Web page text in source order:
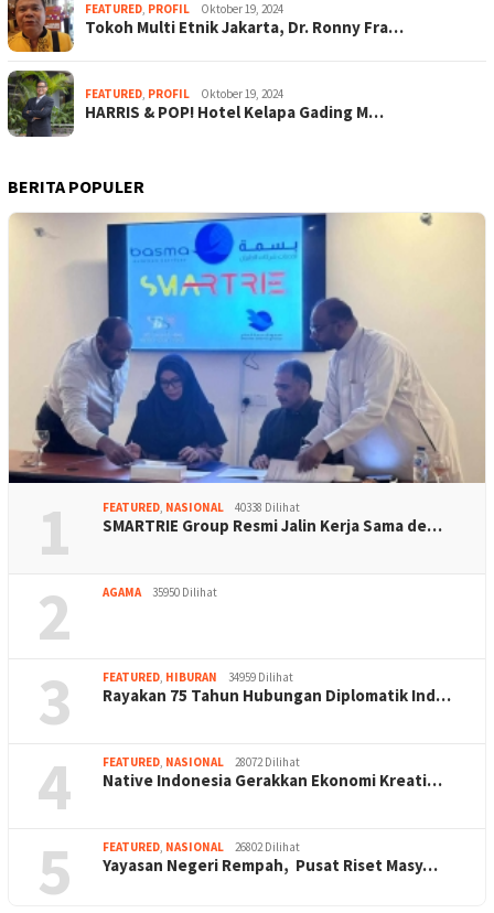
FEATURED, PROFIL Oktober 19, 2024
Tokoh Multi Etnik Jakarta, Dr. Ronny Fra…
FEATURED, PROFIL Oktober 19, 2024
HARRIS & POP! Hotel Kelapa Gading M…
BERITA POPULER
1 FEATURED, NASIONAL 40338 Dilihat
SMARTRIE Group Resmi Jalin Kerja Sama de…
2 AGAMA 35950 Dilihat
3 FEATURED, HIBURAN 34959 Dilihat
Rayakan 75 Tahun Hubungan Diplomatik Ind…
4 FEATURED, NASIONAL 28072 Dilihat
Native Indonesia Gerakkan Ekonomi Kreati…
5 FEATURED, NASIONAL 26802 Dilihat
Yayasan Negeri Rempah, Pusat Riset Masy…